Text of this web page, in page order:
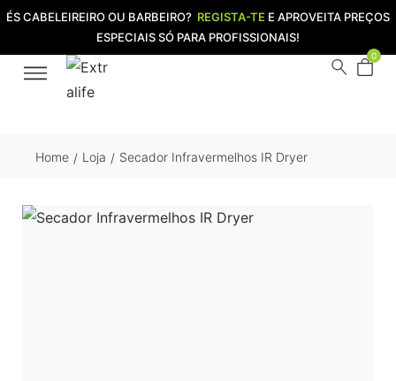
ÉS CABELEIREIRO OU BARBEIRO? REGISTA-TE E APROVEITA PREÇOS
ESPECIAIS SÓ PARA PROFISSIONAIS!
0
Home / Loja / Secador Infravermelhos IR Dryer